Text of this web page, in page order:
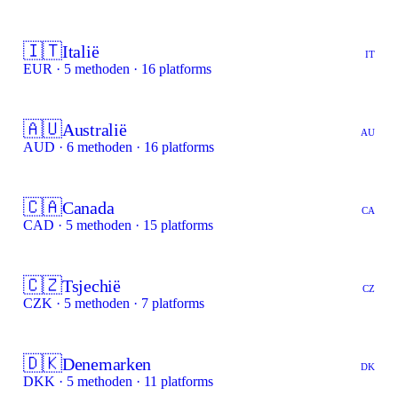
🇮🇹Italië IT
EUR · 5 methoden · 16 platforms
🇦🇺Australië AU
AUD · 6 methoden · 16 platforms
🇨🇦Canada CA
CAD · 5 methoden · 15 platforms
🇨🇿Tsjechië CZ
CZK · 5 methoden · 7 platforms
🇩🇰Denemarken DK
DKK · 5 methoden · 11 platforms